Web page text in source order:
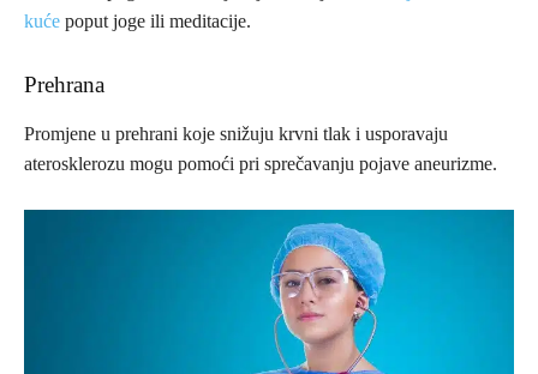
kuće poput joge ili meditacije.
Prehrana
Promjene u prehrani koje snižuju krvni tlak i uspo­ravaju
aterosklerozu mogu pomoći pri sprečavanju pojave aneurizme.